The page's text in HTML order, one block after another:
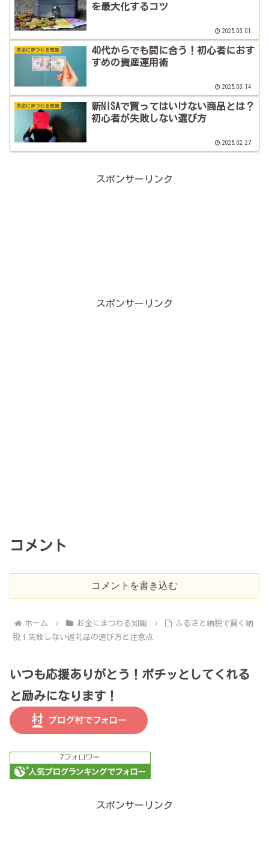
を最大化するコツ
2025.03.01
お金にまつわる知識
40代からでも間に合う！初心者におす
すめの資産運用術
2025.03.14
お金にまつわる知識
新NISAで買ってはいけない商品とは？
初心者が失敗しない選び方
2025.02.27
スポンサーリンク
スポンサーリンク
コメント
コメントを書き込む
ホーム お金にまつわる知識
ふるさと納税で賢く納
税！失敗しない返礼品の選び方と注意点
いつも応援ありがとう！ポチッとしてくれる
と励みになります！
スポンサーリンク